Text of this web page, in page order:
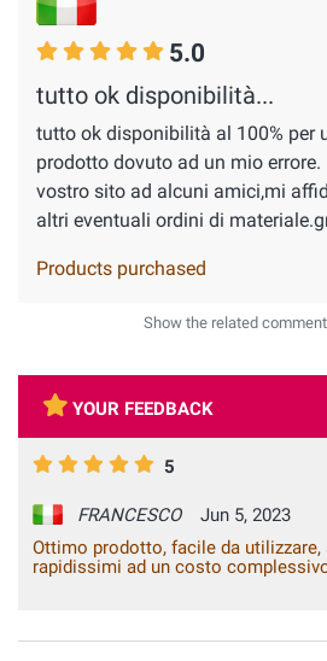
5.0
tutto ok disponibilità...
tutto ok disponibilità al 100% per
prodotto dovuto ad un mio
vostro sito ad alcuni amici,mi
altri eventuali ordini di
Products purchased
Show the related
YOUR FEEDBACK
5
FRANCESCO
Jun 5, 2023
Ottimo prodotto, facile da
rapidissimi ad un costo
quando dovessi avere ancora